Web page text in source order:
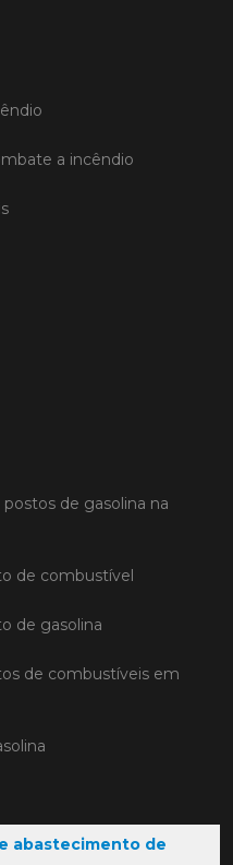
a incêndio
de gasolina na
de combustível
de gasolina
de combustíveis em
abastecimento de